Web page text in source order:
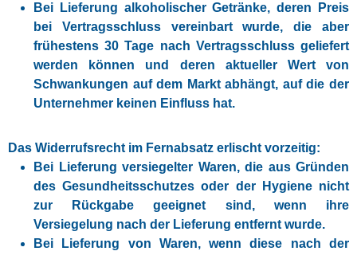
Bei Lieferung alkoholischer Getränke, deren Preis
bei Vertragsschluss vereinbart wurde, die aber
frühestens 30 Tage nach Vertragsschluss geliefert
werden können und deren aktueller Wert von
Schwankungen auf dem Markt abhängt, auf die der
Unternehmer keinen Einfluss hat.
Das Widerrufsrecht im Fernabsatz erlischt vorzeitig:
Bei Lieferung versiegelter Waren, die aus Gründen
des Gesundheitsschutzes oder der Hygiene nicht
zur Rückgabe geeignet sind, wenn ihre
Versiegelung nach der Lieferung entfernt wurde.
Bei Lieferung von Waren, wenn diese nach der